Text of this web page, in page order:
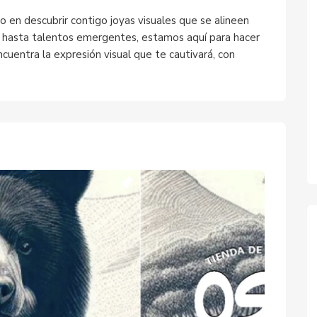
descubrir contigo joyas visuales que se alineen
talentos emergentes, estamos aquí para hacer
la expresión visual que te cautivará, con